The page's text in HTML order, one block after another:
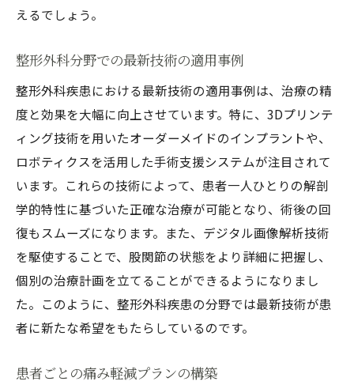
えるでしょう。
整形外科分野での最新技術の適用事例
整形外科疾患における最新技術の適用事例は、治療の精
度と効果を大幅に向上させています。特に、3Dプリンテ
ィング技術を用いたオーダーメイドのインプラントや、
ロボティクスを活用した手術支援システムが注目されて
います。これらの技術によって、患者一人ひとりの解剖
学的特性に基づいた正確な治療が可能となり、術後の回
復もスムーズになります。また、デジタル画像解析技術
を駆使することで、股関節の状態をより詳細に把握し、
個別の治療計画を立てることができるようになりまし
た。このように、整形外科疾患の分野では最新技術が患
者に新たな希望をもたらしているのです。
患者ごとの痛み軽減プランの構築